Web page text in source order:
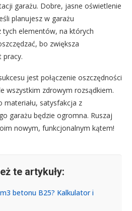
garażu. Dobre, jasne oświetlenie
planujesz w garażu
elementów, na których
bo zwiększa
pracy.
jest połączenie oszczędności
wszystkim zdrowym rozsądkiem.
materiału, satysfakcja z
garażu będzie ogromna. Ruszaj
nowym, funkcjonalnym kątem!
te artykuły:
betonu B25? Kalkulator i